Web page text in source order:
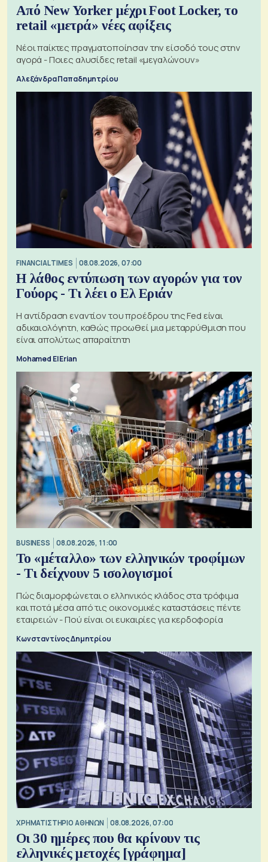
Από New Yorker μέχρι Foot Locker, το
retail «μετρά» νέες αφίξεις
Νέοι παίκτες πραγματοποίησαν την είσοδό τους στην
αγορά - Ποιες αλυσίδες retail «μεγαλώνουν»
Αλεξάνδρα Παπαδημητρίου
FINANCIAL TIMES 08.08.2026, 07:00
Η λάθος εντύπωση των αγορών για τον
Γούορς - Τι λέει ο Ελ Εριάν
Η αντίδραση εναντίον του προέδρου της Fed είναι
αδικαιολόγητη, καθώς προωθεί μια μεταρρύθμιση που
είναι απολύτως απαραίτητη
Mohamed El Erian
BUSINESS 08.08.2026, 11:00
Το «μέταλλο» των ελληνικών τροφίμων
- Τι δείχνουν 5 ισολογισμοί
Πώς διαμορφώνεται ο ελληνικός κλάδος στα τρόφιμα
και ποτά μέσα από τις οικονομικές καταστάσεις πέντε
εταιρειών - Πού είναι οι ευκαιρίες για κερδοφορία
Κωνσταντίνος Δημητρίου
XΡΗΜΑΤΙΣΤΗΡΙΟ ΑΘΗΝΩΝ 08.08.2026, 07:00
Οι 30 ημέρες που θα κρίνουν τις
ελληνικές μετοχές [γράφημα]